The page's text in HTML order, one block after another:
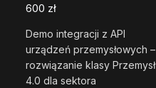
600 zł
Demo integracji z API
urządzeń przemysłowych –
rozwiązanie klasy Przemysł
4.0 dla sektora